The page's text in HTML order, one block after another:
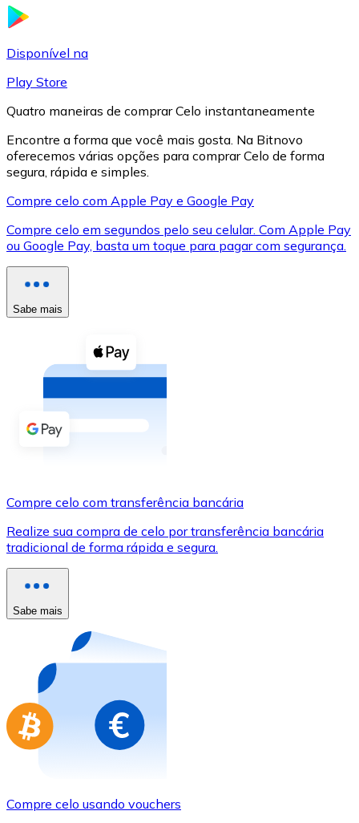
XRP
XRP
Cupons cripto
Comprar com dinheiro
Comprar com transferência bancária
Cartão de crédito / débito
Comprar com cartão
Loja - Cartões-presente
Compre cartões-presente das suas marcas favoritas
Ir para a loja de cartões-presente
Disponível na
Play Store
Quatro maneiras de comprar Celo instantaneamente
Encontre a forma que você mais gosta. Na Bitnovo
oferecemos várias opções para comprar Celo de forma
segura, rápida e simples.
Compre celo com Apple Pay e Google Pay
Compre celo em segundos pelo seu celular. Com Apple Pay
ou Google Pay, basta um toque para pagar com segurança.
Sabe mais
Compre celo com transferência bancária
Realize sua compra de celo por transferência bancária
tradicional de forma rápida e segura.
Sabe mais
Compre celo usando vouchers